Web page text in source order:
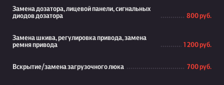
Замена дозатора, лицевой панели, сигнальных
диодов дозатора
800 руб.
Замена шкива, регулировка привода, замена
ремня привода
1 200 руб.
Вскрытие/замена загрузочного люка 700 руб.